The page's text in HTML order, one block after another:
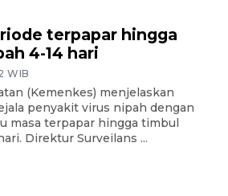
terpapar hingga
4-14 hari
WIB
(Kemenkes) menjelaskan
penyakit virus nipah dengan
masa terpapar hingga timbul
Direktur Surveilans ...